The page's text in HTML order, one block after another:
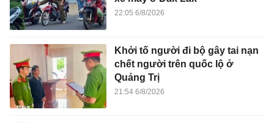
22:05 6/8/2026
Khởi tố người đi bộ gây tai nạn
chết người trên quốc lộ ở
Quảng Trị
21:54 6/8/2026